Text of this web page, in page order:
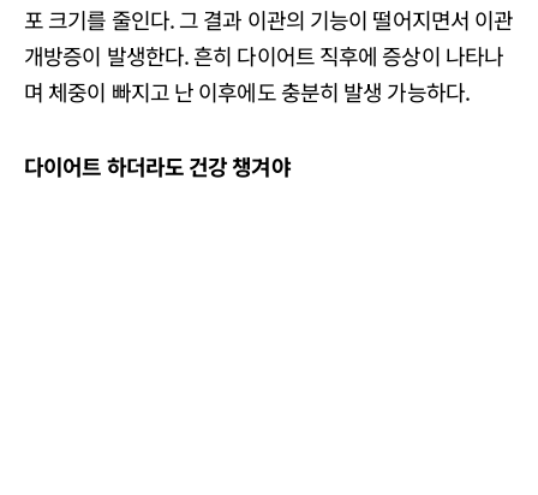
포 크기를 줄인다. 그 결과 이관의 기능이 떨어지면서 이관
개방증이 발생한다. 흔히 다이어트 직후에 증상이 나타나
며 체중이 빠지고 난 이후에도 충분히 발생 가능하다.
다이어트 하더라도 건강 챙겨야